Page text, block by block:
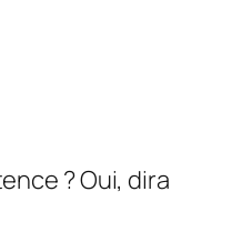
? Oui, dira